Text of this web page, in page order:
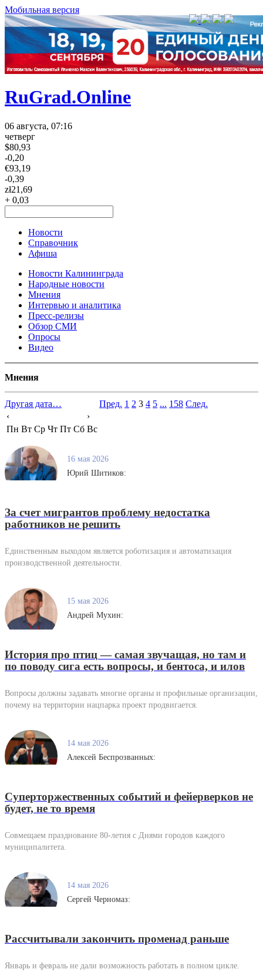
Мобильная версия
RuGrad.Online
06 августа, 07:16
четверг
$80,93
-0,20
€93,19
-0,39
zł21,69
+ 0,03
Новости
Справочник
Афиша
Новости Калининграда
Народные новости
Мнения
Интервью и аналитика
Пресс-релизы
Обзор СМИ
Опросы
Видео
Мнения
Другая дата…
‹
›
Пн Вт Ср Чт Пт Сб Вс
Пред. 1 2 3 4 5 ... 158 След.
16 мая 2026
Юрий Шитиков:
За счет мигрантов проблему недостатка
работников не решить
Единственным выходом является роботизация и автоматизация
производственной деятельности.
15 мая 2026
Андрей Мухин:
История про птиц — самая звучащая, но там и
по поводу сига есть вопросы, и бентоса, и илов
Вопросы должны задавать многие органы и профильные организации,
почему на территории нацпарка проект продвигается.
14 мая 2026
Алексей Беспрозванных:
Суперторжественных событий и фейерверков не
будет, не то время
Совмещаем празднование 80-летия с Днями городов каждого
муниципалитета.
14 мая 2026
Сергей Черномаз:
Рассчитывали закончить променад раньше
Январь и февраль не дали возможность работать в полном цикле.